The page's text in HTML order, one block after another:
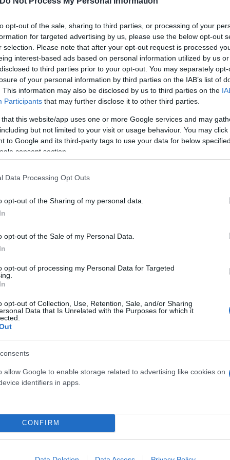
opt-out of the sale, sharing to third parties, or processing of your
for targeted advertising by us, please use the below opt-out
selection. Please note that after your opt-out request is processed
interest-based ads based on personal information utilized by us
to third parties prior to your opt-out. You may separately
of your personal information by third parties on the IAB’s list of
This information may also be disclosed by us to third parties on the
Participants that may further disclose it to other third parties.
that this website/app uses one or more Google services and may
but not limited to your visit or usage behaviour. You may
to Google and its third-party tags to use your data for below
consent section.
Data Processing Opt Outs
opt-out of the Sharing of my personal data.
opt-out of the Sale of my Personal Data.
opt-out of processing my Personal Data for Targeted
opt-out of Collection, Use, Retention, Sale, and/or Sharing
Data that Is Unrelated with the Purposes for which it
allow Google to enable storage related to advertising like cookies on
identifiers in apps.
CONFIRM
στον 3ο προκριματικό, είναι η
κλήρωση θα πραγματοποιηθεί στις 20 Ιουλίου
στις 11 Αυγούστου.
να βρίσκονται στη League Phase της
τη παρουσία τους στη δεύτερη μεγαλύτερης.
Flash.grστην αναζήτηση τηςGoogle
1: Στα «αστέρια» ο Ολυμπιακός, στην 3η θέση ο